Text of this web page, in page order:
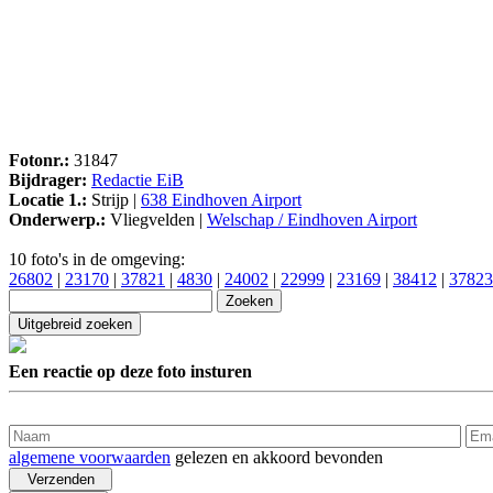
Fotonr.: 31847
Bijdrager: Redactie EiB
Locatie 1.: Strijp | 638 Eindhoven Airport
Onderwerp.: Vliegvelden | Welschap / Eindhoven Airport
10 foto's in de omgeving:
26802
23170 37821 4830 24002 22999 23169 38412 37823
Een reactie op deze foto insturen
algemene voorwaarden gelezen en akkoord bevonden